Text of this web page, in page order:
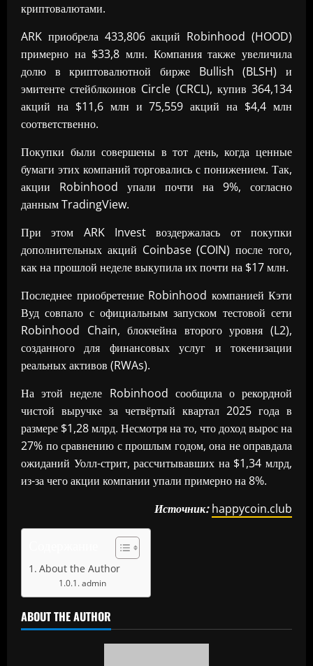
криптовалютами.
ARK приобрела 433,806 акций Robinhood (HOOD)
примерно на $33,8 млн. Компания также увеличила
долю в криптовалютной бирже Bullish (BLSH) и
эмитенте стейблкоинов Circle (CRCL), купив 364,134
акций на $11,6 млн и 75,559 акций на $4,4 млн
соответственно.
Покупки были совершены в тот день, когда ценные
бумаги этих компаний торговались с понижением. Так,
акции Robinhood упали почти на 9%, согласно
данным TradingView.
При этом ARK Invest воздержалась от покупки
дополнительных акций Coinbase (COIN) после того,
как на прошлой неделе выкупила их почти на $17 млн.
Последнее приобретение Robinhood компанией Кэти
Вуд совпало с официальным запуском тестовой сети
Robinhood Chain, блокчейна второго уровня (L2),
созданного для финансовых услуг и токенизации
реальных активов (RWAs).
На этой неделе Robinhood сообщила о рекордной
чистой выручке за четвёртый квартал 2025 года в
размере $1,28 млрд. Несмотря на то, что доход вырос на
27% по сравнению с прошлым годом, она не оправдала
ожиданий Уолл-стрит, рассчитывавших на $1,34 млрд,
из-за чего акции компании упали примерно на 8%.
Источник: happycoin.club
About the Author
admin
ABOUT THE AUTHOR